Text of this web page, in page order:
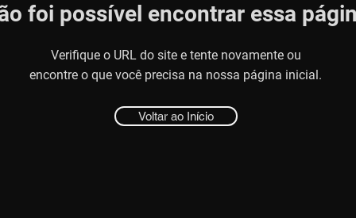
foi possível encontrar essa
Verifique o URL do site e tente novamente ou
encontre o que você precisa na nossa página inicial.
Voltar ao Início